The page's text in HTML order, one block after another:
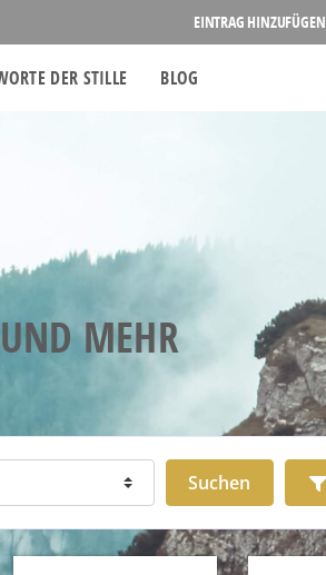
EINTRAG HINZUFÜGEN
DER STILLE BLOG
MEHR
Suchen Suchen